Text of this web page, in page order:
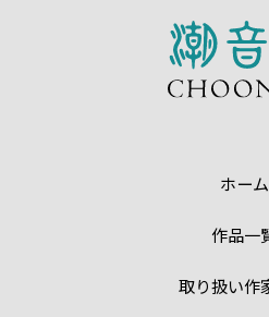
ホーム
作品一
取り扱い作